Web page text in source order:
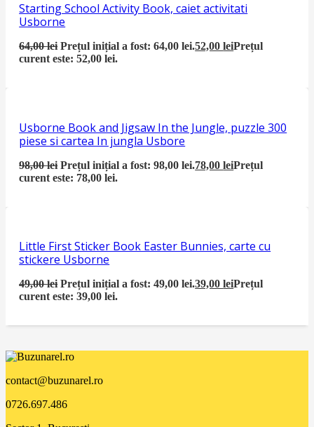
Starting School Activity Book, caiet activitati
Usborne
64,00lei Prețul inițial a fost: 64,00 lei.52,00leiPrețul
curent este: 52,00 lei.
Usborne Book and Jigsaw In the Jungle, puzzle 300
piese si cartea In jungla Usbore
98,00lei Prețul inițial a fost: 98,00 lei.78,00leiPrețul
curent este: 78,00 lei.
Little First Sticker Book Easter Bunnies, carte cu
stickere Usborne
49,00lei Prețul inițial a fost: 49,00 lei.39,00leiPrețul
curent este: 39,00 lei.
contact@buzunarel.ro
0726.697.486